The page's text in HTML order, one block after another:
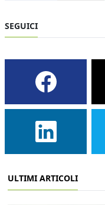
SEGUICI
ULTIMI ARTICOLI